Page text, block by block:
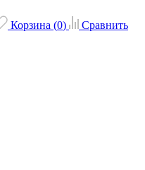
Корзина (0)
Сравнить